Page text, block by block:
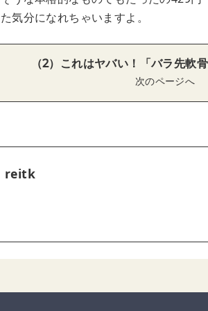
気分になれちゃいますよ。
（2）これはヤバい！「バラ先軟骨
次のページへ
reitk